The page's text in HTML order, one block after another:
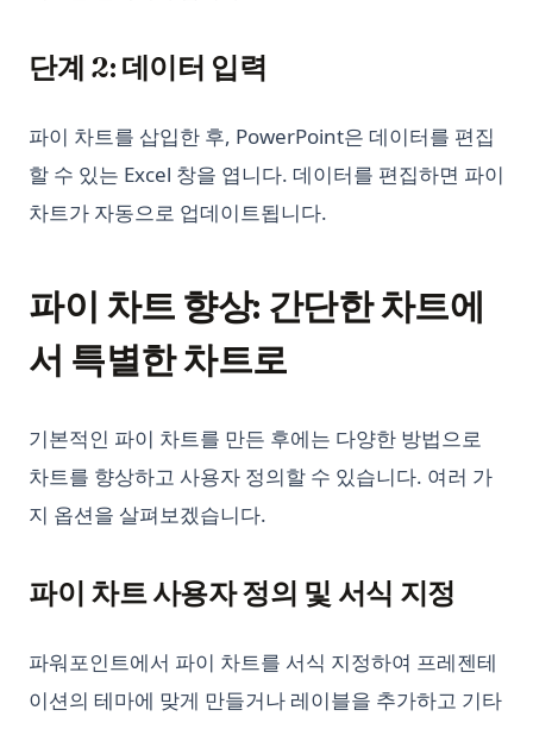
프롬프트부터 코드베이스까지: GPT 엔지니어의 힘
인 방법
Python 문자열 치환: str.replace() 완전 가이드와 그 이상
Python 순환 import 해결법 (실전 예제 포함)
Python 웹 스크래핑: Requests, BeautifulSoup, Selenium을 사
용한 완전 가이드
Python 제너레이터: yield, 제너레이터 표현식, 지연 평가 완전
Python 초보자를 위한 곱셈 방법
Python 패키지 업그레이드 방법: 포괄적인 안내서
Python 평면화 리스트: 이 팁으로 코드를 간편하게 만드세요
Python3 Linter: The Ultimate Guide to Boosting Your Code
Python3 린터: 코드 품질 향상을 위한 궁극적인 가이드
Python에서 SyntaxError Invalid Syntax를 해결하는 방법 - 작
동 방법
단계 2: 데이터 입력
파이 차트를 삽입한 후, PowerPoint은 데이터를 편집
할 수 있는 Excel 창을 엽니다. 데이터를 편집하면 파이
차트가 자동으로 업데이트됩니다.
파이 차트 향상: 간단한 차트에
서 특별한 차트로
기본적인 파이 차트를 만든 후에는 다양한 방법으로
차트를 향상하고 사용자 정의할 수 있습니다. 여러 가
지 옵션을 살펴보겠습니다.
파이 차트 사용자 정의 및 서식 지정
파워포인트에서 파이 차트를 서식 지정하여 프레젠테
이션의 테마에 맞게 만들거나 레이블을 추가하고 기타